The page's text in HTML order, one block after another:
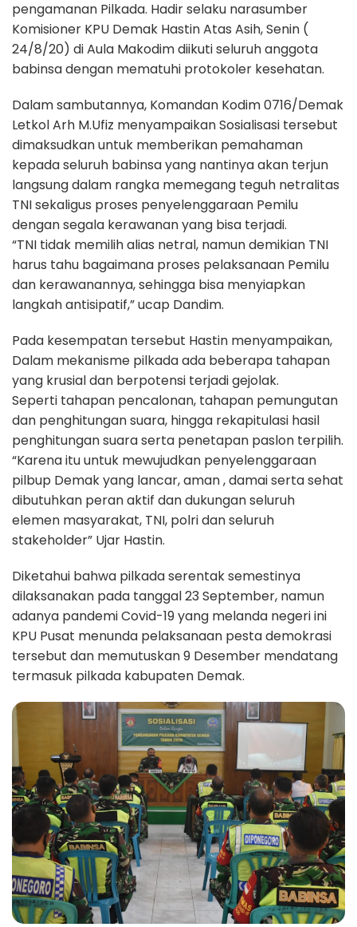
pengamanan Pilkada. Hadir selaku narasumber
Komisioner KPU Demak Hastin Atas Asih, Senin (
24/8/20) di Aula Makodim diikuti seluruh anggota
babinsa dengan mematuhi protokoler kesehatan.
Dalam sambutannya, Komandan Kodim 0716/Demak
Letkol Arh M.Ufiz menyampaikan Sosialisasi tersebut
dimaksudkan untuk memberikan pemahaman
kepada seluruh babinsa yang nantinya akan terjun
langsung dalam rangka memegang teguh netralitas
TNI sekaligus proses penyelenggaraan Pemilu
dengan segala kerawanan yang bisa terjadi.
“TNI tidak memilih alias netral, namun demikian TNI
harus tahu bagaimana proses pelaksanaan Pemilu
dan kerawanannya, sehingga bisa menyiapkan
langkah antisipatif,” ucap Dandim.
Pada kesempatan tersebut Hastin menyampaikan,
Dalam mekanisme pilkada ada beberapa tahapan
yang krusial dan berpotensi terjadi gejolak.
Seperti tahapan pencalonan, tahapan pemungutan
dan penghitungan suara, hingga rekapitulasi hasil
penghitungan suara serta penetapan paslon terpilih.
“Karena itu untuk mewujudkan penyelenggaraan
pilbup Demak yang lancar, aman , damai serta sehat
dibutuhkan peran aktif dan dukungan seluruh
elemen masyarakat, TNI, polri dan seluruh
stakeholder” Ujar Hastin.
Diketahui bahwa pilkada serentak semestinya
dilaksanakan pada tanggal 23 September, namun
adanya pandemi Covid-19 yang melanda negeri ini
KPU Pusat menunda pelaksanaan pesta demokrasi
tersebut dan memutuskan 9 Desember mendatang
termasuk pilkada kabupaten Demak.